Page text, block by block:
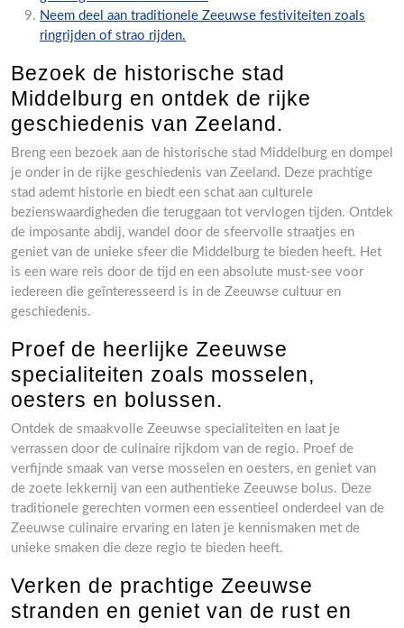
Neem deel aan traditionele Zeeuwse festiviteiten zoals
ringrijden of strao rijden.
Bezoek de historische stad
Middelburg en ontdek de rijke
geschiedenis van Zeeland.
Breng een bezoek aan de historische stad Middelburg en dompel
je onder in de rijke geschiedenis van Zeeland. Deze prachtige
stad ademt historie en biedt een schat aan culturele
bezienswaardigheden die teruggaan tot vervlogen tijden. Ontdek
de imposante abdij, wandel door de sfeervolle straatjes en
geniet van de unieke sfeer die Middelburg te bieden heeft. Het
is een ware reis door de tijd en een absolute must-see voor
iedereen die geïnteresseerd is in de Zeeuwse cultuur en
geschiedenis.
Proef de heerlijke Zeeuwse
specialiteiten zoals mosselen,
oesters en bolussen.
Ontdek de smaakvolle Zeeuwse specialiteiten en laat je
verrassen door de culinaire rijkdom van de regio. Proef de
verfijnde smaak van verse mosselen en oesters, en geniet van
de zoete lekkernij van een authentieke Zeeuwse bolus. Deze
traditionele gerechten vormen een essentieel onderdeel van de
Zeeuwse culinaire ervaring en laten je kennismaken met de
unieke smaken die deze regio te bieden heeft.
Verken de prachtige Zeeuwse
stranden en geniet van de rust en